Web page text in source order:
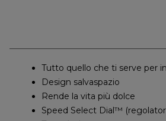
Tutto quello che ti serve per
Design salvaspazio
Rende la vita più dolce
Speed Select Dial™